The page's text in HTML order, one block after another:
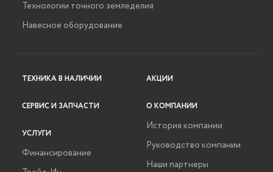
Технологии точного земледелия
Навесное оборудование
ТЕХНИКА В НАЛИЧИИ
СЕРВИС И ЗАПЧАСТИ
УСЛУГИ
Финансирование
АКЦИИ
О КОМПАНИИ
История компании
Руководство компании
Наши партнеры